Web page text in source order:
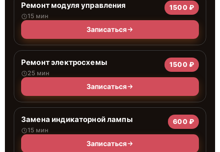
Ремонт модуля управления
15 мин
1500 ₽
Записаться
Ремонт электросхемы
25 мин
1500 ₽
Записаться
Замена индикаторной лампы
15 мин
600 ₽
Записаться